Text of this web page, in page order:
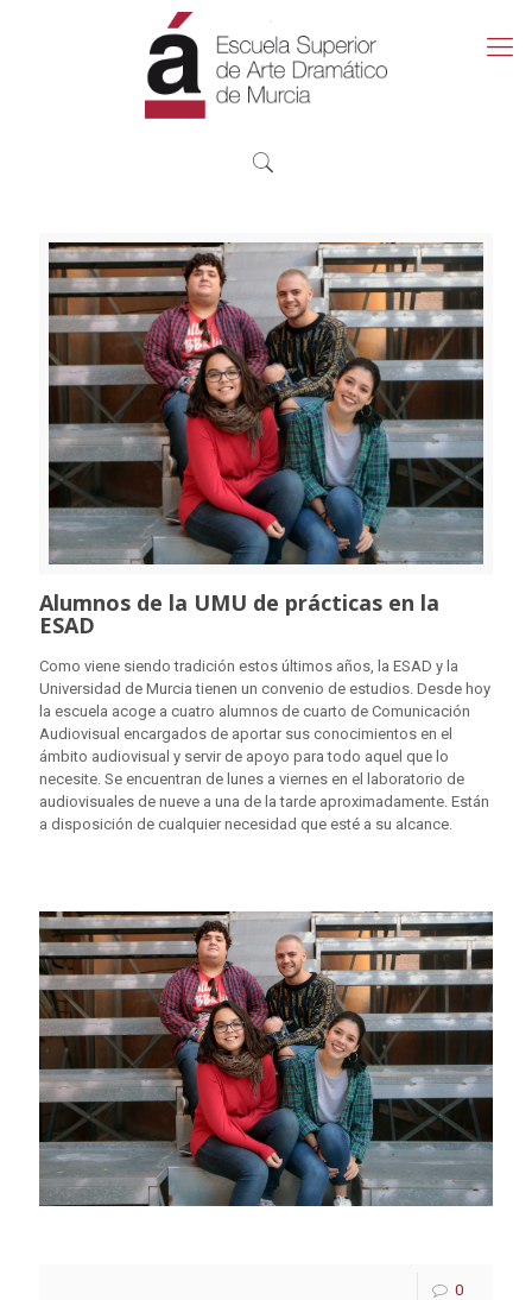
Alumnos de la UMU de prácticas en la
ESAD
Como viene siendo tradición estos últimos años, la ESAD y la
Universidad de Murcia tienen un convenio de estudios. Desde hoy
la escuela acoge a cuatro alumnos de cuarto de Comunicación
Audiovisual encargados de aportar sus conocimientos en el
ámbito audiovisual y servir de apoyo para todo aquel que lo
necesite. Se encuentran de lunes a viernes en el laboratorio de
audiovisuales de nueve a una de la tarde aproximadamente. Están
a disposición de cualquier necesidad que esté a su alcance.
0